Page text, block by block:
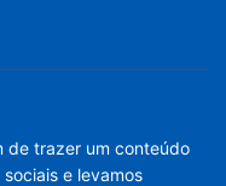
de trazer um conteúdo
e levamos